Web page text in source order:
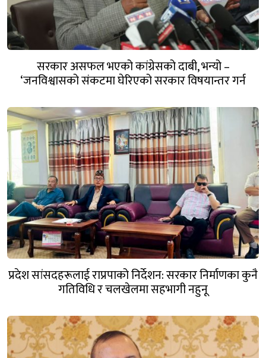
सरकार असफल भएको कांग्रेसको दाबी, भन्यो –
‘जनविश्वासको संकटमा घेरिएको सरकार विषयान्तर गर्न
प्रदेश सांसदहरूलाई राप्रपाको निर्देशन: सरकार निर्माणका कुनै
गतिविधि र चलखेलमा सहभागी नहुनू